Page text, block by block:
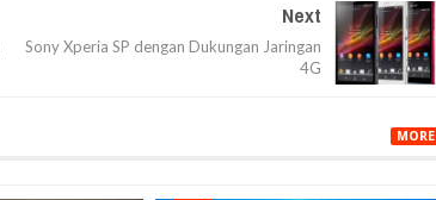
Next
Sony Xperia SP dengan Dukungan Jaringan
4G
MORE